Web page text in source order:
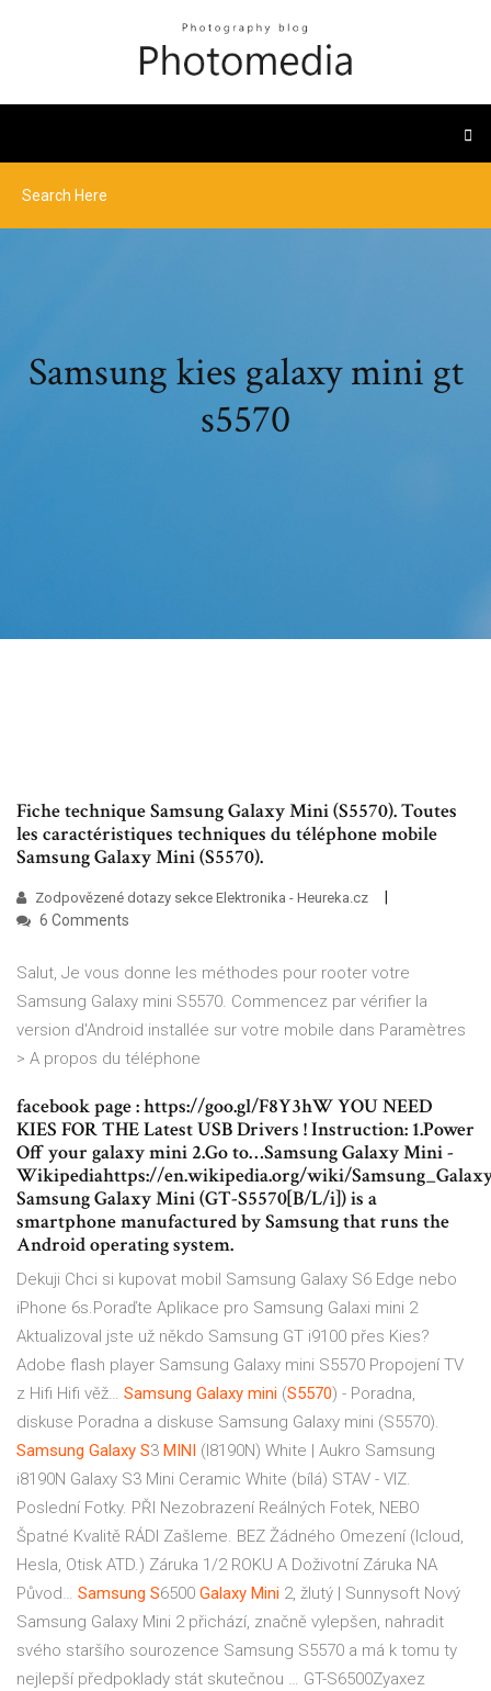
Samsung kies galaxy mini gt
s5570
Fiche technique Samsung Galaxy Mini (S5570). Toutes
les caractéristiques techniques du téléphone mobile
Samsung Galaxy Mini (S5570).
Zodpovězené dotazy sekce Elektronika - Heureka.cz
6 Comments
Salut, Je vous donne les méthodes pour rooter votre
Samsung Galaxy mini S5570. Commencez par vérifier la
version d'Android installée sur votre mobile dans Paramètres
> A propos du téléphone
facebook page : https://goo.gl/F8Y3hW YOU NEED
KIES FOR THE Latest USB Drivers ! Instruction: 1.Power
Off your galaxy mini 2.Go to…Samsung Galaxy Mini -
Wikipediahttps://en.wikipedia.org/wiki/
Samsung Galaxy Mini (GT-S5570[B/L/i]) is a
smartphone manufactured by Samsung that runs the
Android operating system.
Dekuji Chci si kupovat mobil Samsung Galaxy S6 Edge nebo
iPhone 6s.Poraďte Aplikace pro Samsung Galaxi mini 2
Aktualizoval jste už někdo Samsung GT i9100 přes Kies?
Adobe flash player Samsung Galaxy mini S5570 Propojení TV
z Hifi Hifi věž… Samsung Galaxy mini (S5570) - Poradna,
diskuse Poradna a diskuse Samsung Galaxy mini (S5570).
Samsung Galaxy S3 MINI (I8190N) White | Aukro Samsung
i8190N Galaxy S3 Mini Ceramic White (bílá) STAV - VIZ.
Poslední Fotky. PŘI Nezobrazení Reálných Fotek, NEBO
Špatné Kvalitě RÁDI Zašleme. BEZ Žádného Omezení (Icloud,
Hesla, Otisk ATD.) Záruka 1/2 ROKU A Doživotní Záruka NA
Původ… Samsung S6500 Galaxy Mini 2, žlutý | Sunnysoft Nový
Samsung Galaxy Mini 2 přichází, značně vylepšen, nahradit
svého staršího sourozence Samsung S5570 a má k tomu ty
nejlepší předpoklady stát skutečnou … GT-S6500Zyaxez